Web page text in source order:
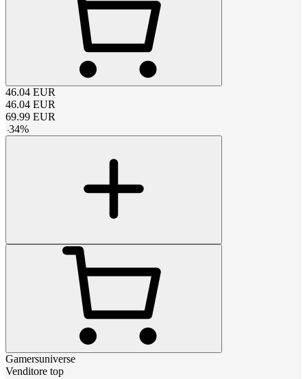
46.04 EUR
46.04 EUR
69.99 EUR
-34%
Gamersuniverse
Venditore top